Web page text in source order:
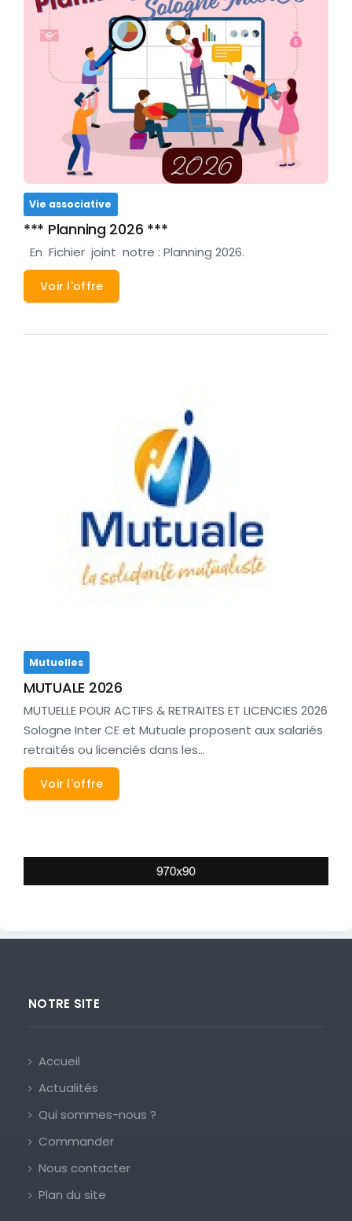
Vie associative
*** Planning 2026 ***
En Fichier joint notre : Planning 2026.
Voir l'offre
Mutuelles
MUTUALE 2026
MUTUELLE POUR ACTIFS & RETRAITES ET LICENCIES 2026
Sologne Inter CE et Mutuale proposent aux salariés
retraités ou licenciés dans les…
Voir l'offre
NOTRE SITE
Accueil
Actualités
Qui sommes-nous ?
Commander
Nous contacter
Plan du site